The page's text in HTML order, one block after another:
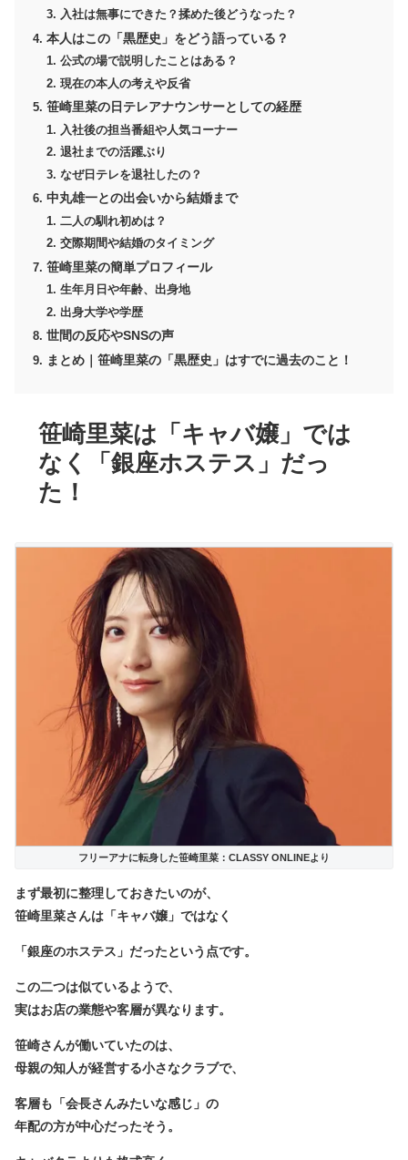
入社は無事にできた？揉めた後どうなった？
本人はこの「黒歴史」をどう語っている？
公式の場で説明したことはある？
現在の本人の考えや反省
笹崎里菜の日テレアナウンサーとしての経歴
入社後の担当番組や人気コーナー
退社までの活躍ぶり
なぜ日テレを退社したの？
中丸雄一との出会いから結婚まで
二人の馴れ初めは？
交際期間や結婚のタイミング
笹崎里菜の簡単プロフィール
生年月日や年齢、出身地
出身大学や学歴
世間の反応やSNSの声
まとめ｜笹崎里菜の「黒歴史」はすでに過去のこと！
笹崎里菜は「キャバ嬢」では
なく「銀座ホステス」だっ
た！
フリーアナに転身した笹崎里菜：CLASSY ONLINEより
まず最初に整理しておきたいのが、
笹崎里菜さんは「キャバ嬢」ではなく
「銀座のホステス」だったという点です。
この二つは似ているようで、
実はお店の業態や客層が異なります。
笹崎さんが働いていたのは、
母親の知人が経営する小さなクラブで、
客層も「会長さんみたいな感じ」の
年配の方が中心だったそう。